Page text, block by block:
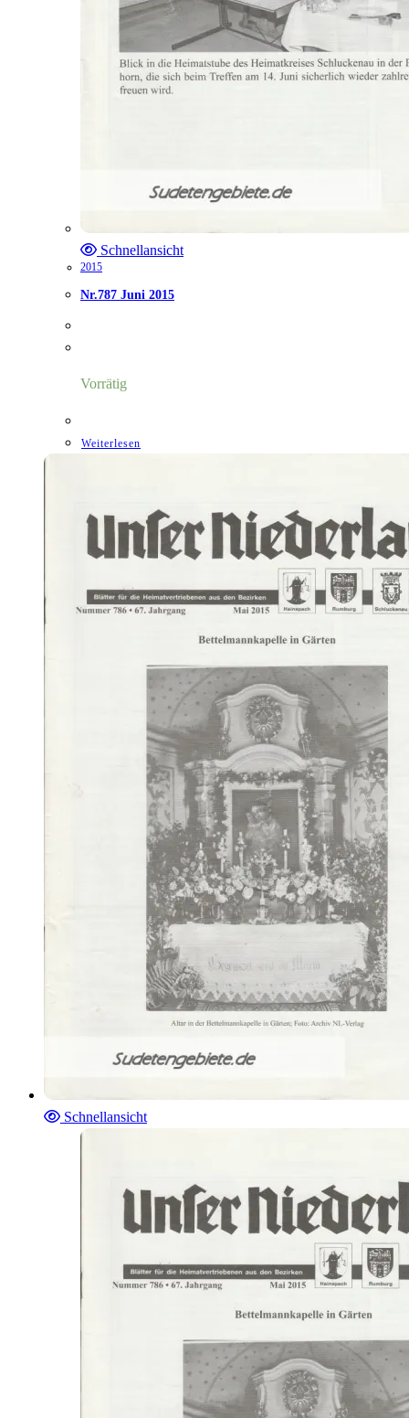
Schnellansicht
2015
Nr.787 Juni 2015
Vorrätig
Weiterlesen
Schnellansicht